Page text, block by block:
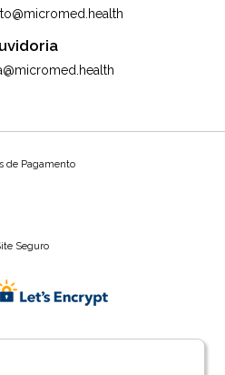
de Pagamento
Seguro